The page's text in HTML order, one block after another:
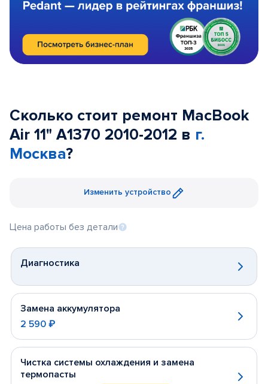
Сколько стоит ремонт MacBook
Air 11" A1370 2010-2012 в г.
Москва?
Изменить устройство
Цена работы без детали
Диагностика
Замена аккумулятора
2 590 ₽
Чистка системы охлаждения и замена
термопасты